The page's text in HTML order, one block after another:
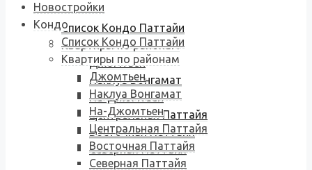
Список Кондо Паттайи
Квартиры по районам
Джомтьен
Наклуа Вонгамат
На-Джомтьен
Центральная Паттайя
Восточная Паттайя
Северная Паттайя
Новостройки
Кондо
Список Кондо Паттайи
Квартиры по районам
Джомтьен
Наклуа Вонгамат
На-Джомтьен
Центральная Паттайя
Восточная Паттайя
Северная Паттайя